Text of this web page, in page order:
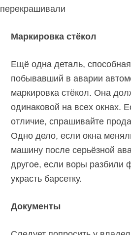
перекрашивали
Маркировка стёкол
Ещё одна деталь,
побывавший в аварии
маркировка стёкол. Она
одинаковой на всех окнах.
отличие, спрашивайте
Одно дело, если окна
машину после серьёзной
другое, если воры разбили
украсть барсетку.
Документы